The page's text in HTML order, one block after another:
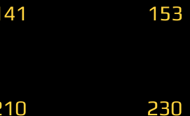
153
230